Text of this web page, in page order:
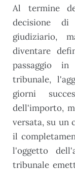
Al termine
decisione
giudiziario,
diventare
passaggio
tribunale,
giorni
dell'importo,
versata, su un
il
l'oggetto
tribunale